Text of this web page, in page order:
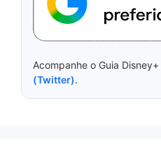
Acompanhe o Guia
(Twitter).